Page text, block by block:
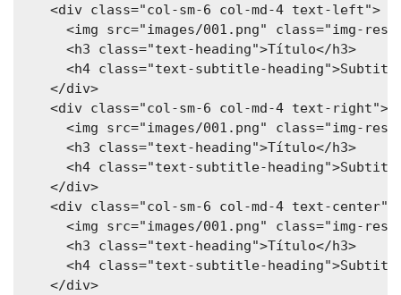
<div class="col-sm-6 col-md-4 text-left">
<img src="images/001.png" class="img-
<h3 class="text-heading">Título</h3>
<h4 class="text-subtitle-
</div>
<div class="col-sm-6 col-md-4 text-right">
<img src="images/001.png" class="img-
<h3 class="text-heading">Título</h3>
<h4 class="text-subtitle-
</div>
<div class="col-sm-6 col-md-4 text-center">
<img src="images/001.png" class="img-
<h3 class="text-heading">Título</h3>
<h4 class="text-subtitle-
</div>